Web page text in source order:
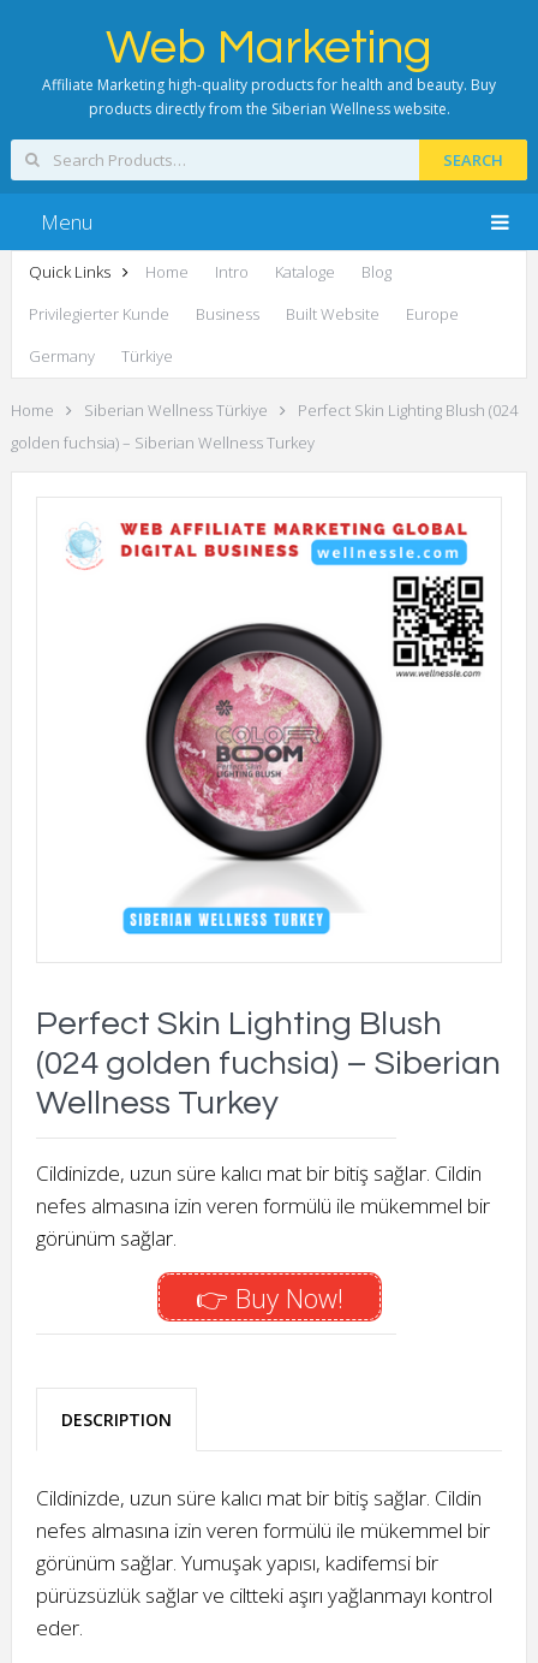
Web Marketing
Affiliate Marketing high-quality products for health and beauty. Buy
products directly from the Siberian Wellness website.
SEARCH
Menu
Quick Links Home Intro Kataloge
Blog
Privilegierter Kunde
Business Built Website
Europe
Germany
Türkiye
Home Siberian Wellness Türkiye
Perfect Skin Lighting Blush (024
golden fuchsia) – Siberian Wellness Turkey
Perfect Skin Lighting Blush
(024 golden fuchsia) – Siberian
Wellness Turkey
Cildinizde, uzun süre kalıcı mat bir bitiş sağlar. Cildin
nefes almasına izin veren formülü ile mükemmel bir
görünüm sağlar.
👉 Buy Now!
DESCRIPTION
Cildinizde, uzun süre kalıcı mat bir bitiş sağlar. Cildin
nefes almasına izin veren formülü ile mükemmel bir
görünüm sağlar. Yumuşak yapısı, kadifemsi bir
pürüzsüzlük sağlar ve ciltteki aşırı yağlanmayı kontrol
eder.